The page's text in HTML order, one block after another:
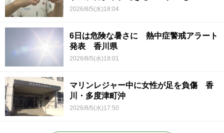
2026/8/5(水)18:04
6日は危険な暑さに 熱中症警戒アラート
発表 香川県
2026/8/5(水)18:01
マリンレジャー中に女性が足を負傷 香
川・多度津町沖
2026/8/5(水)17:50